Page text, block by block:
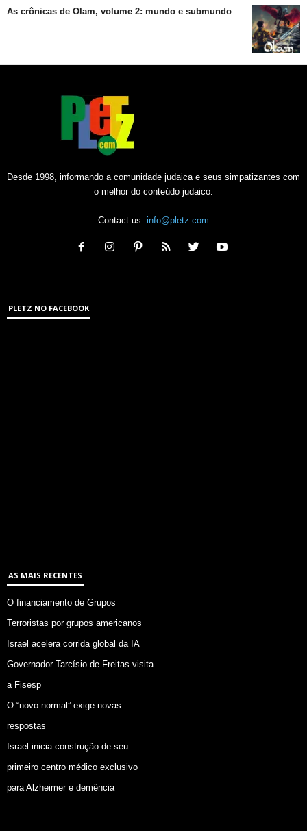
As crônicas de Olam, volume 2: mundo e submundo
Desde 1998, informando a comunidade judaica e seus simpatizantes com
o melhor do conteúdo judaico.
Contact us: info@pletz.com
PLETZ NO FACEBOOK
AS MAIS RECENTES
O financiamento de Grupos
Terroristas por grupos americanos
Israel acelera corrida global da IA
Governador Tarcísio de Freitas visita
a Fisesp
O “novo normal” exige novas
respostas
Israel inicia construção de seu
primeiro centro médico exclusivo
para Alzheimer e demência